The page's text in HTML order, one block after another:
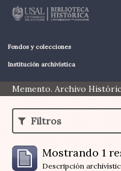
Fondos y colecciones
Institución archivística
Memento. Archivo
Filtros
Mostrando 1
Descripción